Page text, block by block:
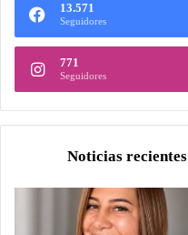
13.571
Seguidores
771
Seguidores
Noticias recientes